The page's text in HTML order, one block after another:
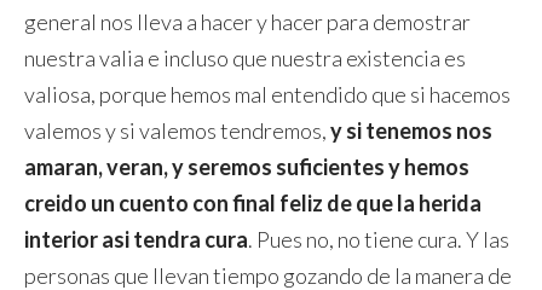
general nos lleva a hacer y hacer para demostrar
nuestra valia e incluso que nuestra existencia es
valiosa, porque hemos mal entendido que si hacemos
valemos y si valemos tendremos,y si tenemos nos
amaran, veran, y seremos suficientes y hemos
creido un cuento con final feliz de que la herida
interior asi tendra cura. Pues no, no tiene cura. Y las
personas que llevan tiempo gozando de la manera de